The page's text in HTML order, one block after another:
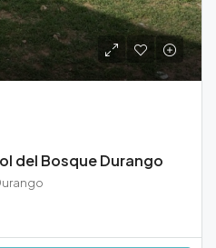
del Bosque Durango